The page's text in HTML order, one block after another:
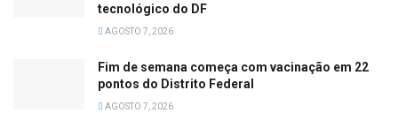
tecnológico do DF
AGOSTO 7, 2026
Fim de semana começa com vacinação em 22
pontos do Distrito Federal
AGOSTO 7, 2026